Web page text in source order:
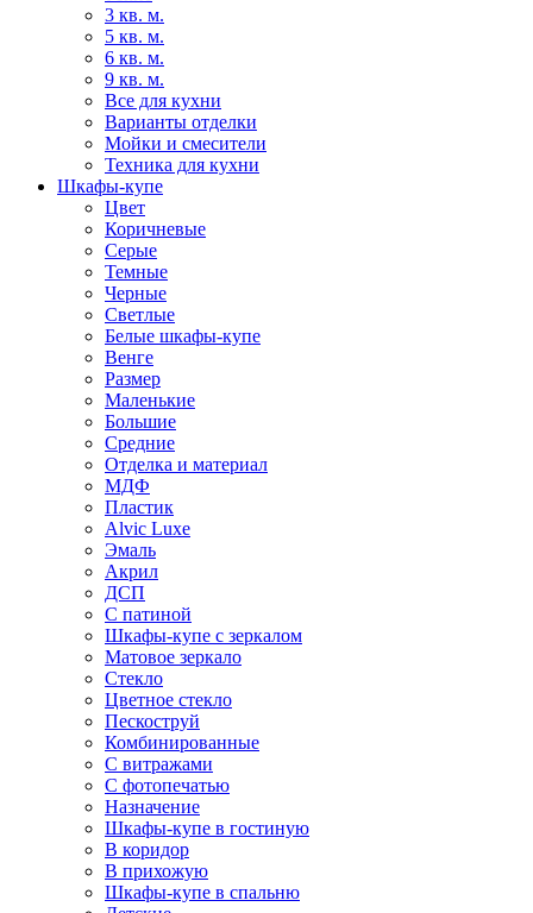
3 кв. м.
5 кв. м.
6 кв. м.
9 кв. м.
Все для кухни
Варианты отделки
Мойки и смесители
Техника для кухни
Шкафы-купе
Цвет
Коричневые
Серые
Темные
Черные
Светлые
Белые шкафы-купе
Венге
Размер
Маленькие
Большие
Средние
Отделка и материал
МДФ
Пластик
Alvic Luxe
Эмаль
Акрил
ДСП
С патиной
Шкафы-купе с зеркалом
Матовое зеркало
Стекло
Цветное стекло
Пескоструй
Комбинированные
С витражами
С фотопечатью
Назначение
Шкафы-купе в гостиную
В коридор
В прихожую
Шкафы-купе в спальню